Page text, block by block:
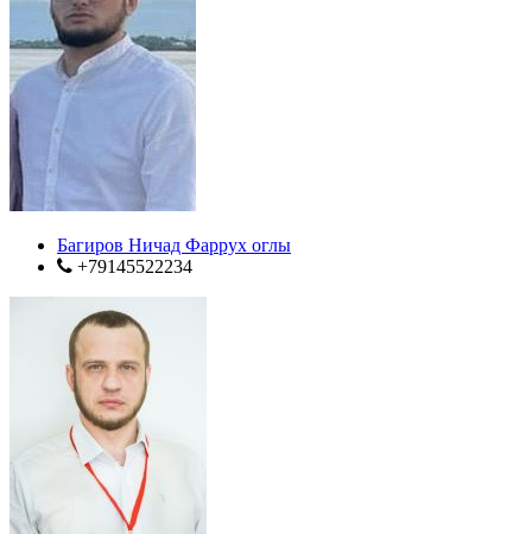
Багиров Ничад Фаррух оглы
+79145522234